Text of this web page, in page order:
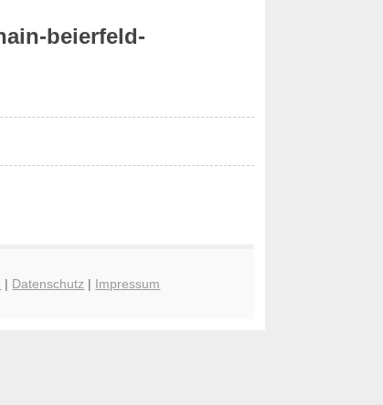
beierfeld-
| Datenschutz | Impressum